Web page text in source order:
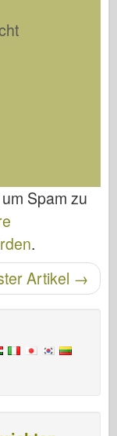
Spam zu
.
Artikel →